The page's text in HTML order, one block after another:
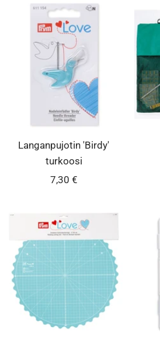
Langanpujotin 'Birdy'
turkoosi
Alennushinta
7,30 €